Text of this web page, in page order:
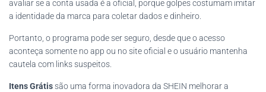
avaliar se a conta usada é a oficial, porque golpes costumam imitar
a identidade da marca para coletar dados e dinheiro.
Portanto, o programa pode ser seguro, desde que o acesso
aconteça somente no app ou no site oficial e o usuário mantenha
cautela com links suspeitos.
Itens Grátissão uma forma inovadora da SHEIN melhorar a